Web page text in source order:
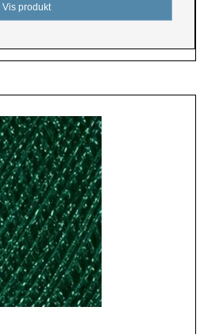
Vis produkt